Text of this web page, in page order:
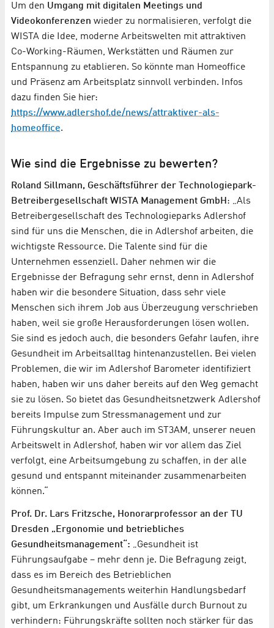
Um den Umgang mit digitalen Meetings und
Videokonferenzen wieder zu normalisieren, verfolgt die
WISTA die Idee, moderne Arbeitswelten mit attraktiven
Co-Working-Räumen, Werkstätten und Räumen zur
Entspannung zu etablieren. So könnte man Homeoffice
und Präsenz am Arbeitsplatz sinnvoll verbinden. Infos
dazu finden Sie hier:
https://www.adlershof.de/news/attraktiver-als-
homeoffice.
Wie sind die Ergebnisse zu bewerten?
Roland Sillmann, Geschäftsführer der Technologiepark-
Betreibergesellschaft WISTA Management GmbH : „Als
Betreibergesellschaft des Technologieparks Adlershof
sind für uns die Menschen, die in Adlershof arbeiten, die
wichtigste Ressource. Die Talente sind für die
Unternehmen essenziell. Daher nehmen wir die
Ergebnisse der Befragung sehr ernst, denn in Adlershof
haben wir die besondere Situation, dass sehr viele
Menschen sich ihrem Job aus Überzeugung verschrieben
haben, weil sie große Herausforderungen lösen wollen.
Sie sind es jedoch auch, die besonders Gefahr laufen, ihre
Gesundheit im Arbeitsalltag hintenanzustellen. Bei vielen
Problemen, die wir im Adlershof Barometer identifiziert
haben, haben wir uns daher bereits auf den Weg gemacht
sie zu lösen. So bietet das Gesundheitsnetzwerk Adlershof
bereits Impulse zum Stressmanagement und zur
Führungskultur an. Aber auch im ST3AM, unserer neuen
Arbeitswelt in Adlershof, haben wir vor allem das Ziel
verfolgt, eine Arbeitsumgebung zu schaffen, in der alle
gesund und entspannt miteinander zusammenarbeiten
können.“
Prof. Dr. Lars Fritzsche, Honorarprofessor an der TU
Dresden „Ergonomie und betriebliches
Gesundheitsmanagement“: „Gesundheit ist
Führungsaufgabe – mehr denn je. Die Befragung zeigt,
dass es im Bereich des Betrieblichen
Gesundheitsmanagements weiterhin Handlungsbedarf
gibt, um Erkrankungen und Ausfälle durch Burnout zu
verhindern: Führungskräfte sollten noch stärker für das